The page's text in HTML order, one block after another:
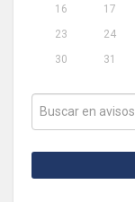
16
17
23
24
30
31